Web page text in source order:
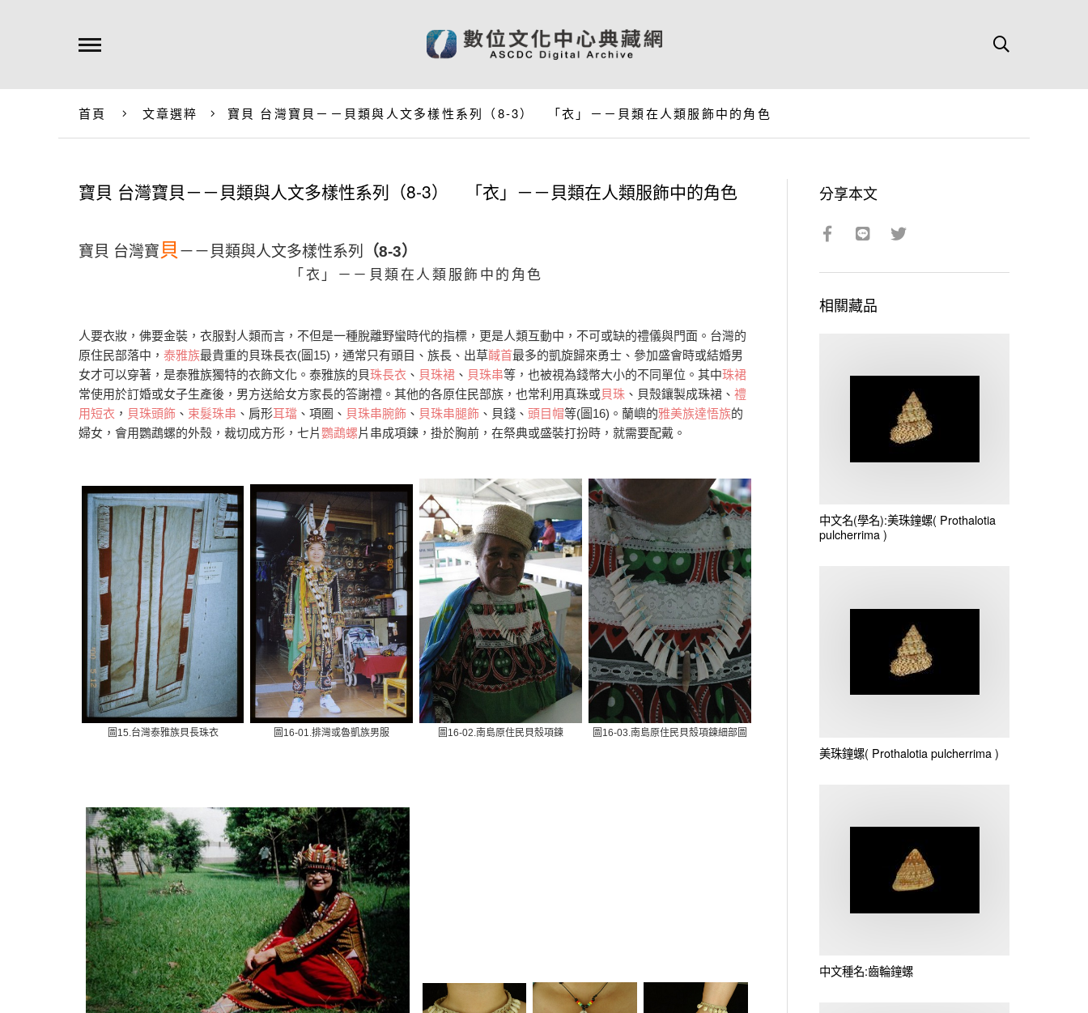
首頁 文章選粹 寶貝 台灣寶貝－－貝類與人文多樣性系列（8-3） 「衣」－－貝類在人類服飾中的角色
寶貝 台灣寶貝－－貝類與人文多樣性系列（8-3） 「衣」－－貝類在人類服飾中的角色
寶貝 台灣寶 貝 －－貝類與人文多樣性系列 （8-3）
「衣」－－貝類在人類服飾中的角色
人要衣妝，佛要金裝，衣服對人類而言，不但是一種脫離野蠻時代的指標，更是人類互動中，不可或缺的禮儀與門面。台灣的
原住民部落中， 泰雅族最貴重的貝珠長衣(圖15)，通常只有頭目、族長、出草馘首最多的凱旋歸來勇士、參加盛會時或結婚男
女才可以穿著，是泰雅族獨特的衣飾文化。泰雅族的貝珠長衣 、 貝珠裙 、 貝珠串等，也被視為錢幣大小的不同單位。其中珠裙
常使用於訂婚或女子生產後，男方送給女方家長的答謝禮。其他的各原住民部族，也常利用真珠或貝珠 、貝殼鑲製成珠裙、 禮
用短衣 ， 貝珠頭飾 、 束髮珠串 、肩形耳璫 、項圈、 貝珠串腕飾 、 貝珠串腿飾 、貝錢、 頭目帽等(圖16)。蘭嶼的雅美族達悟族的
婦女，會用鸚鵡螺的外殼，裁切成方形，七片鸚鵡螺片串成項鍊，掛於胸前，在祭典或盛裝打扮時，就需要配戴。
圖15.台灣泰雅族貝長珠衣 圖16-01.排灣或魯凱族男服 圖16-02.南島原住民貝殼項鍊 圖16-03.南島原住民貝殼項鍊細部圖
分享本文
相關藏品
中文名(學名):美珠鐘螺( Prothalotia
pulcherrima)
美珠鐘螺( Prothalotia pulcherrima)
中文種名:齒輪鐘螺